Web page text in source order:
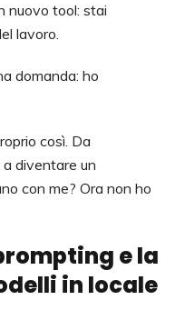
nuovo tool: stai
lavoro.
domanda: ho
così. Da
diventare un
con me? Ora non ho
e la
in locale